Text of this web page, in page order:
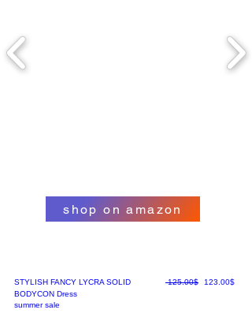
shop on amazon
STYLISH FANCY LYCRA SOLID
BODYCON Dress
מחיר רגיל‏125.00 ‏$ מחיר מבצע
‏123.00 ‏$
summer sale